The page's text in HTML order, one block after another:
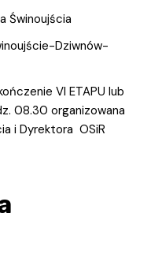
Świnoujścia
Dziwnów-
VI ETAPU lub
08.30 organizowana
i Dyrektora OSiR